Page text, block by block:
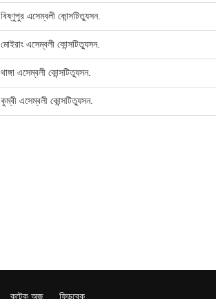
বিষ্ণুপুর এসেম্বলী কোন্সটিত্যুসন.
মোইরাং এসেম্বলী কোন্সটিত্যুসন.
থাঙ্গা এসেম্বলী কোন্সটিত্যুসন.
কুম্বী এসেম্বলী কোন্সটিত্যুসন.